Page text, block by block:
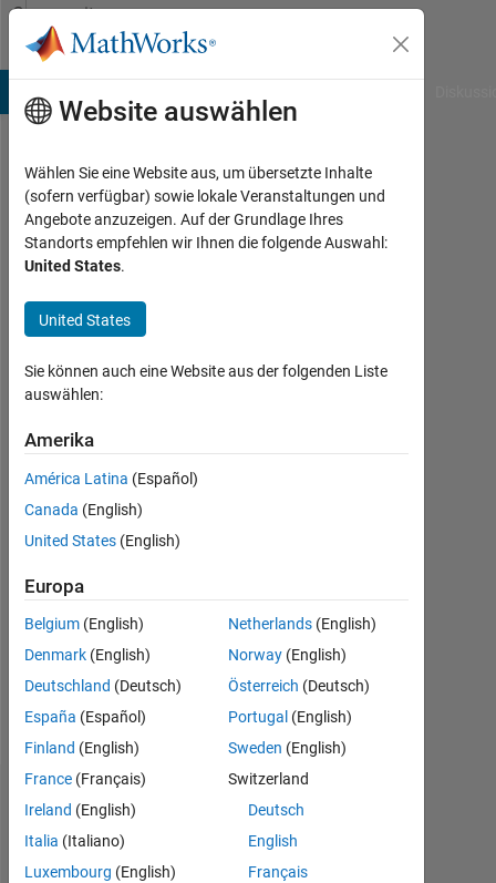
Weiter zum Inhalt
Community
Profile
Riaz
Khan
Last
mehr
als
ein
Jahr
|
Aktiv
seit
2023
Followers:
Following:
Follow
Dashboard
Statistik
Website auswählen
Wählen Sie eine Website aus, um übersetzte Inhalte
(sofern verfügbar) sowie lokale Veranstaltungen und
Angebote anzuzeigen. Auf der Grundlage Ihres
Standorts empfehlen wir Ihnen die folgende Auswahl:
United States.
United States
Sie können auch eine Website aus der folgenden Liste
auswählen:
Amerika
América Latina (Español)
Canada (English)
United States (English)
Europa
Belgium (English)
Denmark (English)
Deutschland (Deutsch)
España (Español)
Finland (English)
France (Français)
Ireland (English)
Italia (Italiano)
Luxembourg (English)
Netherlands (English)
Norway (English)
Österreich (Deutsch)
Portugal (English)
Sweden (English)
Switzerland
Deutsch
English
Français